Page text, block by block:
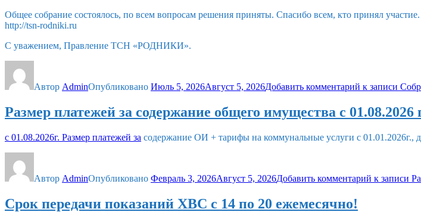
Общее собрание состоялось, по всем вопросам решения приняты. Спасибо всем, кто принял
http://tsn-rodniki.ru
С уважением, Правление ТСН «РОДНИКИ».
Автор AdminОпубликовано Июль 5, 2026Август 5, 2026Добавить комментарий к записи
Размер платежей за содержание общего имущества с 01.08.2026
с 01.08.2026г. Размер платежей за содержание ОИ + тарифы на коммунальные услуги с 01.01.2026г.,
Автор AdminОпубликовано Февраль 3, 2026Август 5, 2026Добавить комментарий к записи
Срок передачи показаний ХВС с 14 по 20 ежемесячно!